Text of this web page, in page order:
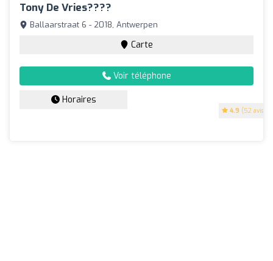
Tony De Vries????
4.9 (52 avis)
Ballaarstraat 6 - 2018, Antwerpen
Carte
Voir téléphone
Horaires